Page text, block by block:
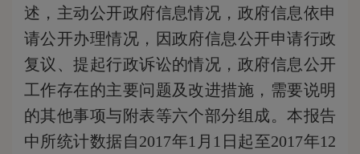
述 ， 主动公开政府信息情况 ， 政府信息依申
请公开办理情况 ， 因政府信息公开申请行政
复议、提起行政诉讼的情况，政府信息公开
工作存在的主要问题及改进措施， 需要说明
的其他事项与附表等六个部分组成。本报告
中所统计数据自2017年1月1日起至2017年12